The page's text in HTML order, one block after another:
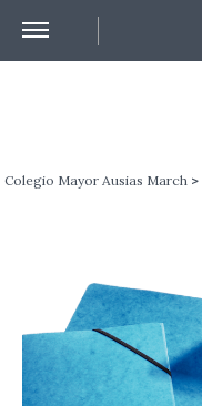
Colegio Mayor Ausias March >